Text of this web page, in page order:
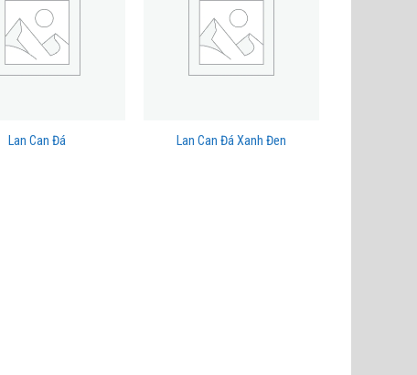
Lan Can Đá Lan Can Đá Xanh Đen